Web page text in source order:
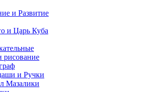
и Развитие
и Царь Куба
рисование
и Ручки
Мазалики